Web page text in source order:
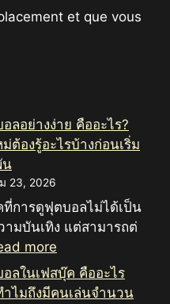
et que vous
ลอย่างง่าย คืออะไร?
ต้องรู้อะไรบ้างก่อนเริ่ม
น
23, 2026
ที่การดูฟุตบอลไม่ได้เป็น
ามบันเทิง แต่สามารถต่
more
อลในเฟสบุ๊ค คืออะไร
ำไมถึงมีคนเล่นจำนวน